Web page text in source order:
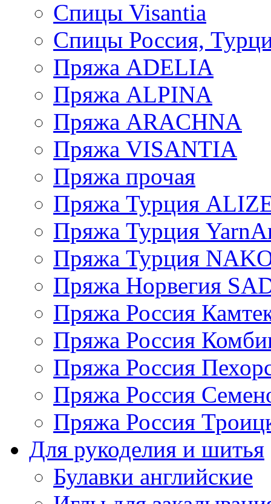
Спицы Visantia
Спицы Россия,
Пряжа ADELIA
Пряжа ALPINA
Пряжа ARACHNA
Пряжа VISANTIA
Пряжа прочая
Пряжа Турция
Пряжа Турция
Пряжа Турция
Пряжа Норвегия
Пряжа Россия
Пряжа Россия
Пряжа Россия
Пряжа Россия
Пряжа Россия
Для рукоделия и шитья
Булавки английские